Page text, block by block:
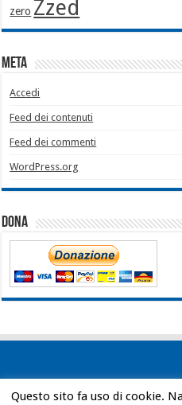
zero Zzed
Meta
Accedi
Feed dei contenuti
Feed dei commenti
WordPress.org
Dona
Powered by WordPress|
Questo sito fa uso di cookie.